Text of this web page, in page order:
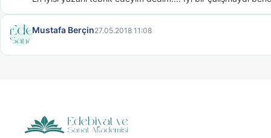
Mustafa Berçin27.05.2018 11:08